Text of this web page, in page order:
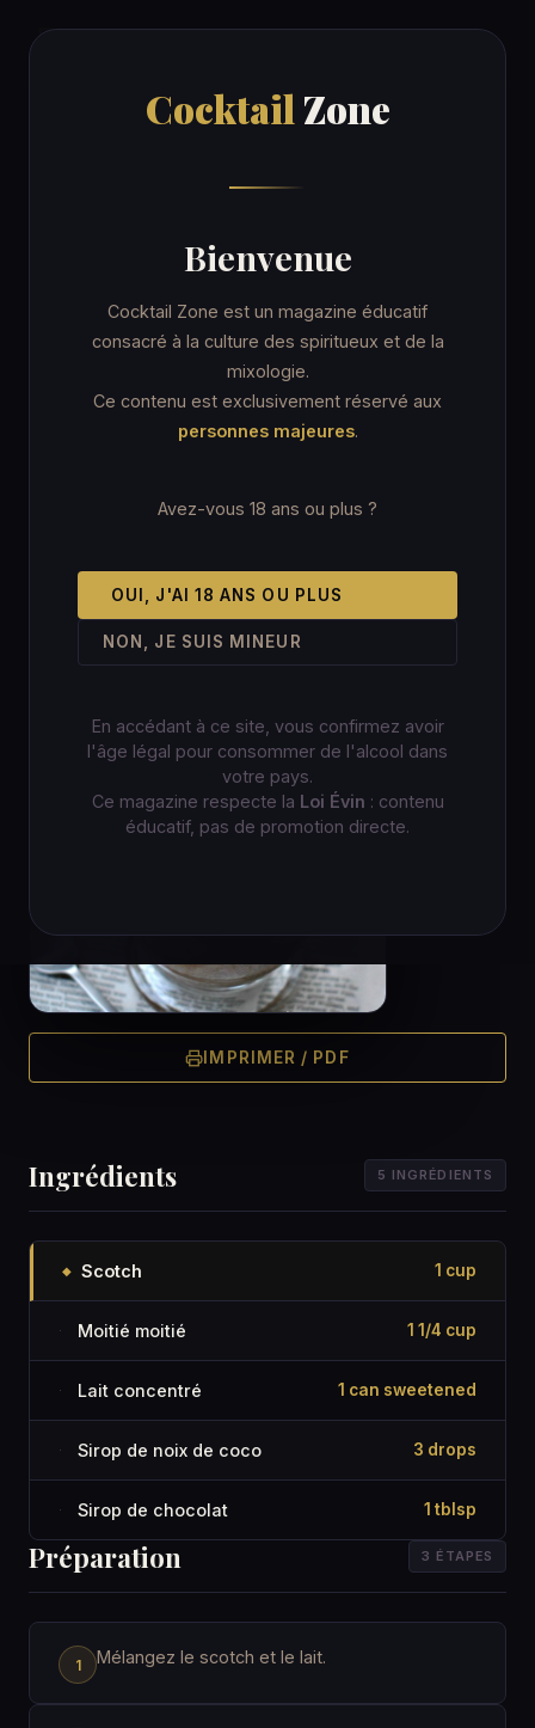
Cocktail Zone
Bienvenue
Cocktail Zone est un magazine éducatif
consacré à la culture des spiritueux et de la
mixologie.
Ce contenu est exclusivement réservé aux
personnes majeures.
Avez-vous 18 ans ou plus ?
OUI, J'AI 18 ANS OU PLUS
NON, JE SUIS MINEUR
En accédant à ce site, vous confirmez avoir
l'âge légal pour consommer de l'alcool dans
votre pays.
Ce magazine respecte la Loi Évin : contenu
éducatif, pas de promotion directe.
CocktailZone
Irish Cream
11 min Irish coffee cup
★★☆ Intermédiaire
IMPRIMER / PDF
Ingrédients 5 INGRÉDIENTS
◆ Scotch 1 cup
· Moitié moitié 1 1/4 cup
· Lait concentré 1 can sweetened
· Sirop de noix de coco 3 drops
· Sirop de chocolat 1 tblsp
Préparation 3 ÉTAPES
Mélangez le scotch et le lait.